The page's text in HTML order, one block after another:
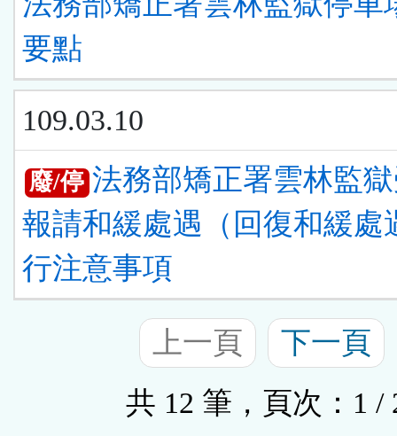
要點
109.03.10
廢/停 法務部矯正署雲林監
報請和緩處遇（回復和緩處
行注意事項
上一頁
下一頁
共 12 筆，頁次：1 /